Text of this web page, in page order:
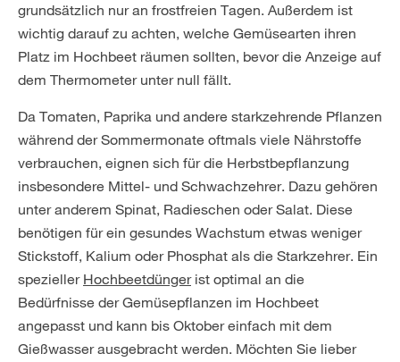
grundsätzlich nur an frostfreien Tagen. Außerdem ist
wichtig darauf zu achten, welche Gemüsearten ihren
Platz im Hochbeet räumen sollten, bevor die Anzeige auf
dem Thermometer unter null fällt.
Da Tomaten, Paprika und andere starkzehrende Pflanzen
während der Sommermonate oftmals viele Nährstoffe
verbrauchen, eignen sich für die Herbstbepflanzung
insbesondere Mittel- und Schwachzehrer. Dazu gehören
unter anderem Spinat, Radieschen oder Salat. Diese
benötigen für ein gesundes Wachstum etwas weniger
Stickstoff, Kalium oder Phosphat als die Starkzehrer. Ein
spezieller Hochbeetdüngerist optimal an die
Bedürfnisse der Gemüsepflanzen im Hochbeet
angepasst und kann bis Oktober einfach mit dem
Gießwasser ausgebracht werden. Möchten Sie lieber